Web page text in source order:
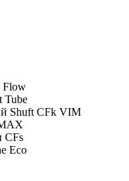
Flow
Tube
Shuft CFk VIM
CFs
Eco